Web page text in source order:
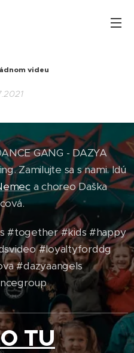
videu
GANG - DAZYA
Zamilujte sa s nami. Idú
a choreo Daška
#together #kids #happy
#loyaltyforddg
#dazyaangels
TU